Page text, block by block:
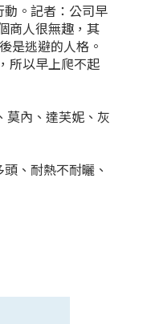
。記者：公司早
商人很無趣，其
是逃避的人格。
所以早上爬不起
莫內、達芙妮、灰
、耐熱不耐曬、